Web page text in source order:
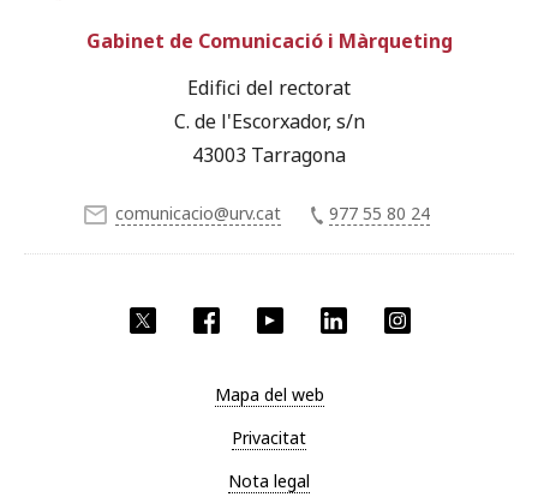
Facebook YouTube LinkedIn
Gabinet de Comunicació i Màrqueting
Edifici del rectorat
C. de l'Escorxador, s/n
43003 Tarragona
comunicacio@urv.cat 977 55 80 24
Mapa del web
Privacitat
Nota legal